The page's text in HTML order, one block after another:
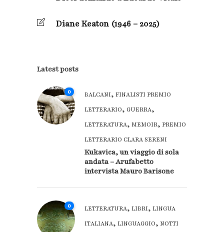
Diane Keaton (1946 – 2025)
Latest posts
0 BALCANI, FINALISTI PREMIO
LETTERARIO, GUERRA,
LETTERATURA, MEMOIR, PREMIO
LETTERARIO CLARA SERENI
Kukavica, un viaggio di sola
andata – Arufabetto
intervista Mauro Barisone
0 LETTERATURA, LIBRI, LINGUA
ITALIANA, LINGUAGGIO, NOTTI